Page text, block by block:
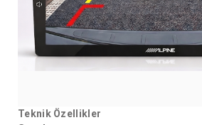
Teknik Özellikler